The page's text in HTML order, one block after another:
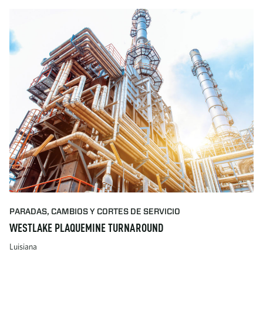
PARADAS, CAMBIOS Y CORTES DE SERVICIO
WESTLAKE PLAQUEMINE TURNAROUND
Luisiana